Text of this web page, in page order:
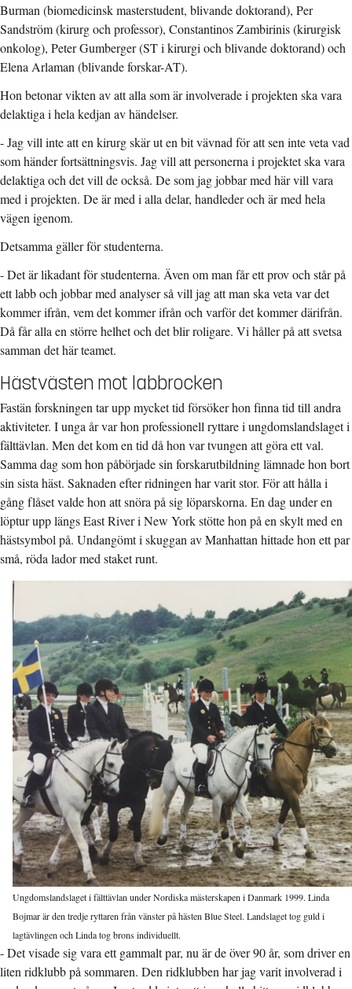
Burman (biomedicinsk masterstudent, blivande doktorand), Per
Sandström (kirurg och professor), Constantinos Zambirinis (kirurgisk
onkolog), Peter Gumberger (ST i kirurgi och blivande doktorand) och
Elena Arlaman (blivande forskar-AT).
Hon betonar vikten av att alla som är involverade i projekten ska vara
delaktiga i hela kedjan av händelser.
- Jag vill inte att en kirurg skär ut en bit vävnad för att sen inte veta vad
som händer fortsättningsvis. Jag vill att personerna i projektet ska vara
delaktiga och det vill de också. De som jag jobbar med här vill vara
med i projekten. De är med i alla delar, handleder och är med hela
vägen igenom.
Detsamma gäller för studenterna.
- Det är likadant för studenterna. Även om man får ett prov och står på
ett labb och jobbar med analyser så vill jag att man ska veta var det
kommer ifrån, vem det kommer ifrån och varför det kommer därifrån.
Då får alla en större helhet och det blir roligare. Vi håller på att svetsa
samman det här teamet.
Hästvästen mot labbrocken
Fastän forskningen tar upp mycket tid försöker hon finna tid till andra
aktiviteter. I unga år var hon professionell ryttare i ungdomslandslaget i
fälttävlan. Men det kom en tid då hon var tvungen att göra ett val.
Samma dag som hon påbörjade sin forskarutbildning lämnade hon bort
sin sista häst. Saknaden efter ridningen har varit stor. För att hålla i
gång flåset valde hon att snöra på sig löparskorna. En dag under en
löptur upp längs East River i New York stötte hon på en skylt med en
hästsymbol på. Undangömt i skuggan av Manhattan hittade hon ett par
små, röda lador med staket runt.
Ungdomslandslaget i fälttävlan under Nordiska mästerskapen i Danmark 1999. Linda
Bojmar är den tredje ryttaren från vänster på hästen Blue Steel. Landslaget tog guld i
lagtävlingen och Linda tog brons individuellt.
- Det visade sig vara ett gammalt par, nu är de över 90 år, som driver en
liten ridklubb på sommaren. Den ridklubben har jag varit involverad i